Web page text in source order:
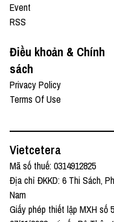
Event
RSS
Điều khoản & Chính
sách
Privacy Policy
Terms Of Use
Vietcetera
Mã số thuế: 0314912825
Địa chỉ ĐKKD: 6 Thi Sách,
Nam
Giấy phép thiết lập MXH số